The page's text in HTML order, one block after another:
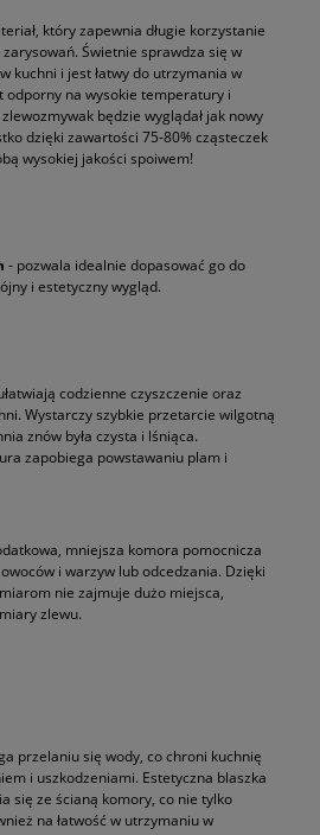
który zapewnia długie korzystanie
Świetnie sprawdza się w
kuchni i jest łatwy do utrzymania w
odporny na wysokie temperatury i
będzie wyglądał jak nowy
dzięki zawartości 75-80% cząsteczek
wysokiej jakości spoiwem!
- pozwala idealnie dopasować go do
i estetyczny wygląd.
codzienne czyszczenie oraz
Wystarczy szybkie przetarcie wilgotną
znów była czysta i lśniąca.
zapobiega powstawaniu plam i
mniejsza komora pomocnicza
i warzyw lub odcedzania. Dzięki
nie zajmuje dużo miejsca,
zlewu.
przelaniu się wody, co chroni kuchnię
i uszkodzeniami. Estetyczna blaszka
się ze ścianą komory, co nie tylko
na łatwość w utrzymaniu w